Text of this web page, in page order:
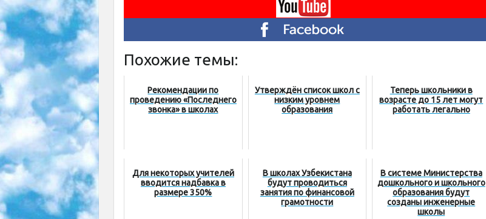
Похожие темы:
Рекомендации по
проведению «Последнего
звонка» в школах
Утверждён список школ с
низким уровнем
образования
Теперь школьники в
возрасте до 15 лет могут
работать легально
Для некоторых учителей
вводится надбавка в
размере 350%
В школах Узбекистана
будут проводиться
занятия по финансовой
грамотности
В системе Министерства
дошкольного и школьного
образования будут
созданы инженерные
школы